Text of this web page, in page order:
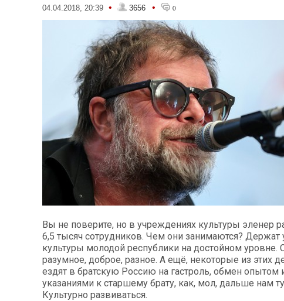
04.04.2018, 20:39 • 3656 • 0
Вы не поверите, но в учреждениях культуры эленер
6,5 тысяч сотрудников. Чем они занимаются? Держат
культуры молодой республики на достойном уровне.
разумное, доброе, разное. А ещё, некоторые из этих
ездят в братскую Россию на гастроль, обмен опытом
указаниями к старшему брату, как, мол, дальше нам
Культурно развиваться.